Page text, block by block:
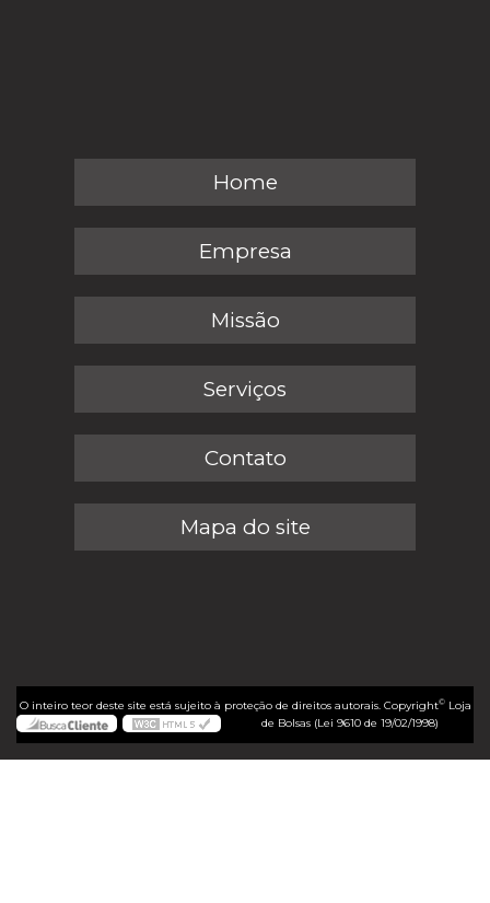
Home
Empresa
Missão
Serviços
Contato
Mapa do site
O inteiro teor deste site está sujeito à proteção de direitos autorais. Copyright©Loja
de Bolsas (Lei 9610 de 19/02/1998)